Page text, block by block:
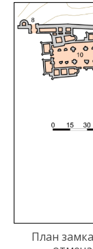
План